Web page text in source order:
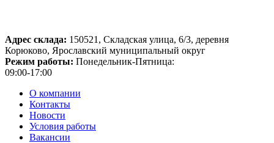
Адрес склада: 150521, Складская улица, 6/3, деревня
Корюково, Ярославский муниципальный округ
Режим работы: Понедельник-Пятница:
09:00-17:00
О компании
Контакты
Новости
Условия работы
Вакансии